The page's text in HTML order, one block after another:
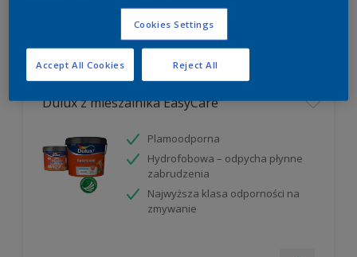
Filter
Dulux z mieszalnika EasyCare
Plamoodporna
Hydrofobowa – odpycha płynne
zabrudzenia
Najwyższa klasa odporności na
zmywanie
Cookies Settings
Reject All
Accept All Cookies